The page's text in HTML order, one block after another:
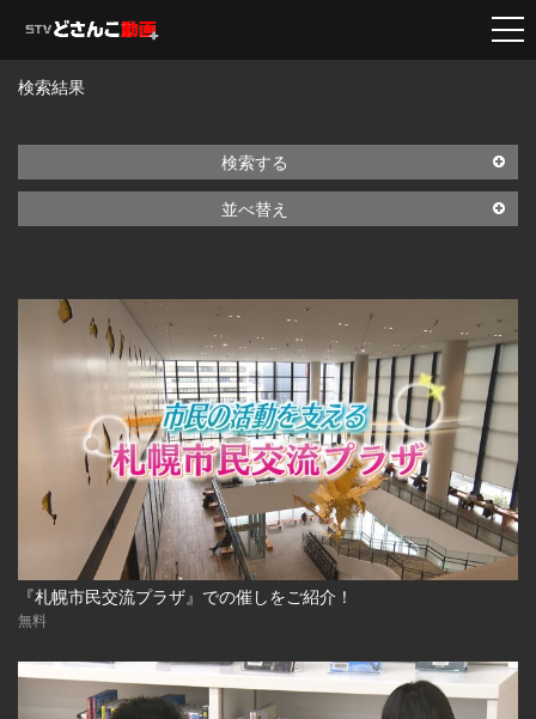
検索結果
検索する
並べ替え
『札幌市民交流プラザ』での催しをご紹介！
無料